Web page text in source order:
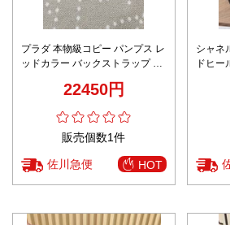
プラダ 本物級コピー パンプス レ
ッドカラー バックストラップ ポ
上質レザー22450円
販売個数1件
佐川急便 HOT
シャネ
ドヒー
ィテ
高リピ